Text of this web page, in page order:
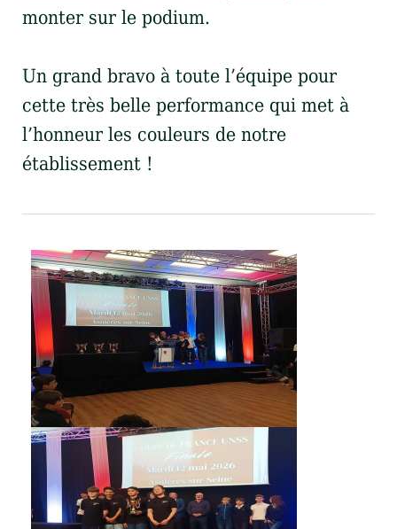
monter sur le podium.
Un grand bravo à toute l’équipe pour
cette très belle performance qui met à
l’honneur les couleurs de notre
établissement !